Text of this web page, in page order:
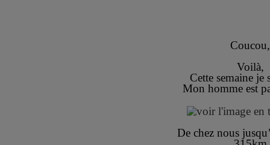
Coucou,
Voilà,
Cette semaine je
Mon homme est
De chez nous